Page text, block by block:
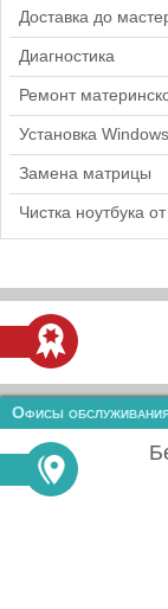
Доставка до
Диагностика
Ремонт
Установка Windows
Замена матрицы
Чистка ноутбука
Офисы